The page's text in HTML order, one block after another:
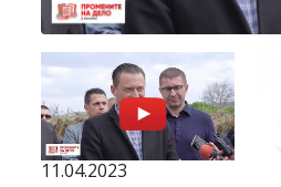
11.04.2023